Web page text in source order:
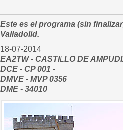
Este es el programa (sin
Valladolid.
18-07-2014
EA2TW - CASTILLO DE
DCE - CP 001 -
DMVE - MVP 0356
DME - 34010